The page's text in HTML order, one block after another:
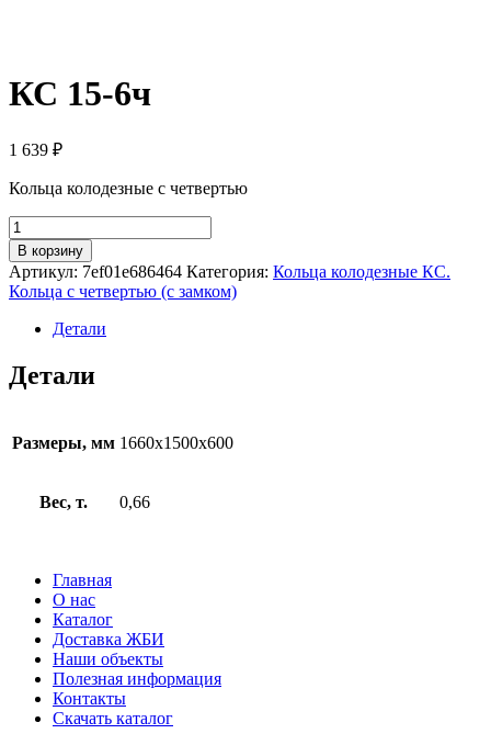
КС 15-6ч
1 639 ₽
Кольца колодезные с четвертью
Количество
товара
КС
15-
6ч
В корзину
Артикул: 7ef01e686464 Категория: Кольца колодезные КС.
Кольца с четвертью (с замком)
Детали
Детали
Размеры, мм 1660x1500x600
Вес, т. 0,66
Главная
О нас
Каталог
Доставка ЖБИ
Наши объекты
Полезная информация
Контакты
Скачать каталог